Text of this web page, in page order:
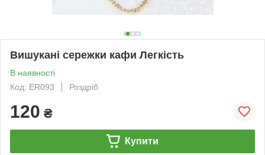
Вишукані сережки кафи Легкість
В наявності
Код: ER093
Роздріб
120 ₴
Купити